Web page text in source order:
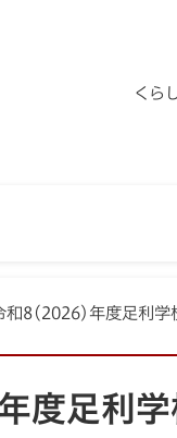
くら
和8(2026)年度足利学
度足利学